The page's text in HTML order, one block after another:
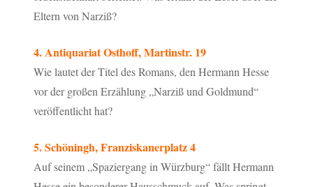
Eltern von Narziß?
4. Antiquariat Osthoff, Martinstr. 19
Wie lautet der Titel des Romans, den Hermann Hesse
vor der großen Erzählung „Narziß und Goldmund“
veröffentlicht hat?
5. Schöningh, Franziskanerplatz 4
Auf seinem „Spaziergang in Würzburg“ fällt Hermann